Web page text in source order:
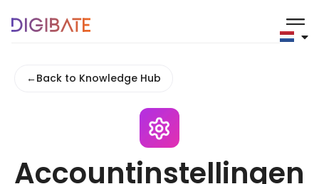
←Back to Knowledge Hub
Accountinstellingen